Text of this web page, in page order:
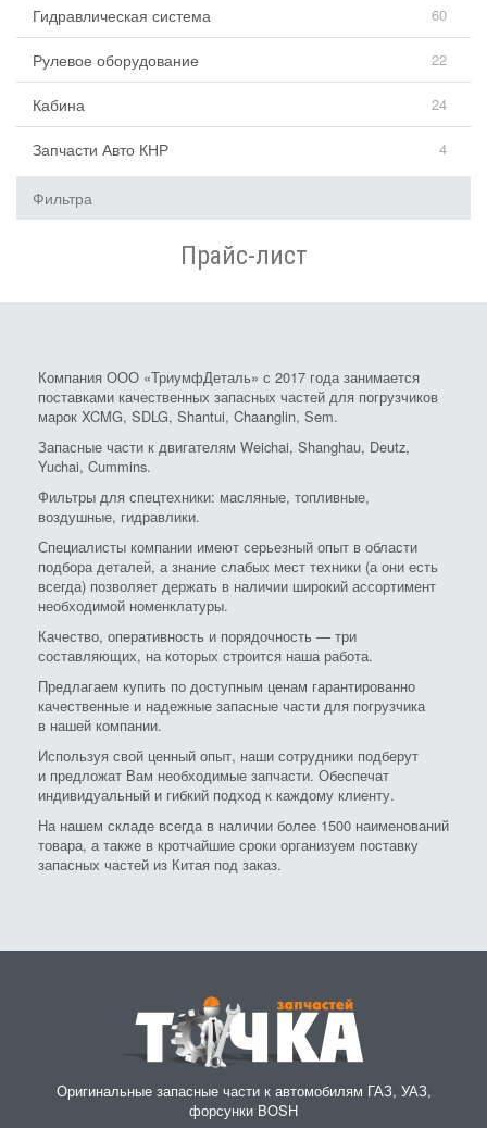
Гидравлическая система 60
Рулевое оборудование 22
Кабина 24
Запчасти Авто КНР 4
Фильтра
Прайс-лист
Компания ООО «ТриумфДеталь» с 2017 года занимается
поставками качественных запасных частей для погрузчиков
марок XCMG, SDLG, Shantui, Chaanglin, Sem.
Запасные части к двигателям Weichai, Shanghau, Deutz,
Yuchai, Cummins.
Фильтры для спецтехники: масляные, топливные,
воздушные, гидравлики.
Специалисты компании имеют серьезный опыт в области
подбора деталей, а знание слабых мест техники (а они есть
всегда) позволяет держать в наличии широкий ассортимент
необходимой номенклатуры.
Качество, оперативность и порядочность — три
составляющих, на которых строится наша работа.
Предлагаем купить по доступным ценам гарантированно
качественные и надежные запасные части для погрузчика
в нашей компании.
Используя свой ценный опыт, наши сотрудники подберут
и предложат Вам необходимые запчасти. Обеспечат
индивидуальный и гибкий подход к каждому клиенту.
На нашем складе всегда в наличии более 1500 наименований
товара, а также в кротчайшие сроки организуем поставку
запасных частей из Китая под заказ.
Оригинальные запасные части к автомобилям ГАЗ, УАЗ,
форсунки BOSH